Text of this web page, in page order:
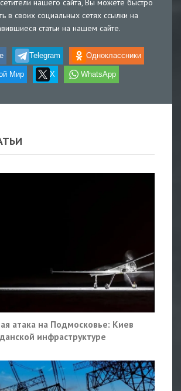
нашего сайта, Вы можете быстро
в своих социальных сетях ссылки на
статьи на нашем сайте.
Telegram Одноклассники
Мир X WhatsApp
атака на Подмосковье: Киев
инфраструктуре